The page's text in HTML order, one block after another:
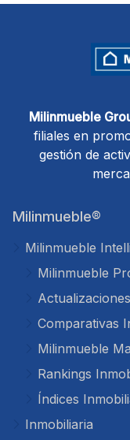
Milinmueble
filiales en
gestión de
Milinmueble®
Milinmueble
Milinmueble
Comparativas
Milinmueble
Rankings
Índices
Inmobiliaria